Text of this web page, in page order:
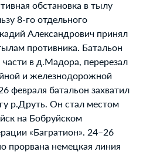
обстановка в тылу
8-го отдельного
Александрович принял
противника. Батальон
в д.Мадора, перерезал
и железнодорожной
февраля батальон захватил
р.Друть. Он стал местом
на Бобруйском
«Багратион». 24–26
прорвана немецкая линия